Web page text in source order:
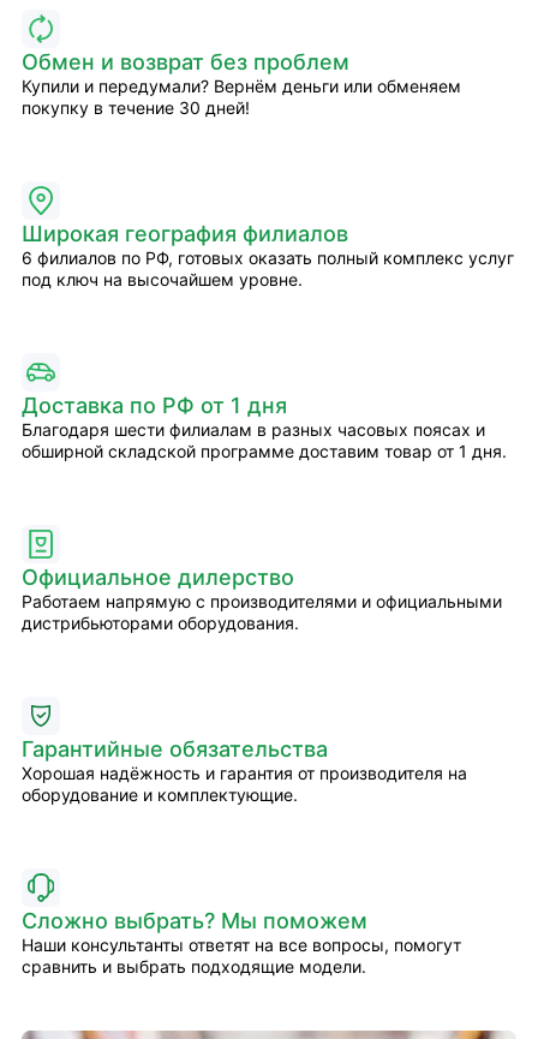
Обмен и возврат без проблем
Купили и передумали? Вернём деньги или обменяем
покупку в течение 30 дней!
Широкая география филиалов
6 филиалов по РФ, готовых оказать полный комплекс услуг
под ключ на высочайшем уровне.
Доставка по РФ от 1 дня
Благодаря шести филиалам в разных часовых поясах и
обширной складской программе доставим товар от 1 дня.
Официальное дилерство
Работаем напрямую с производителями и официальными
дистрибьюторами оборудования.
Гарантийные обязательства
Хорошая надёжность и гарантия от производителя на
оборудование и комплектующие.
Сложно выбрать? Мы поможем
Наши консультанты ответят на все вопросы, помогут
сравнить и выбрать подходящие модели.